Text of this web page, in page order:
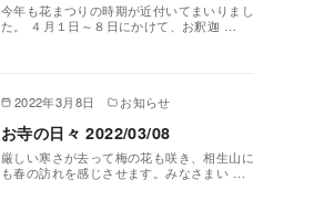
今年も花まつりの時期が近付いてまいりまし
た。 ４月１日～８日にかけて、お釈迦 …
2022年3月8日 お知らせ
お寺の日々 2022/03/08
厳しい寒さが去って梅の花も咲き、相生山に
も春の訪れを感じさせます。みなさまい …